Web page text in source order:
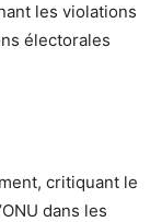
les violations
électorales
critiquant le
dans les